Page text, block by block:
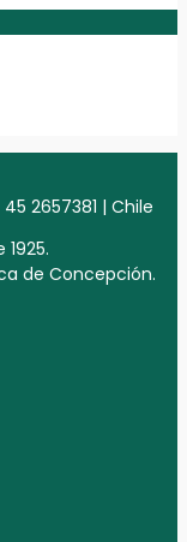
2657381 | Chile
de Concepción.